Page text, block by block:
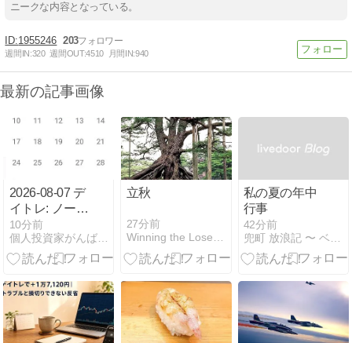
ニークな内容となっている。
1955246 203
週間IN:320 週間OUT:4510 月間IN:940
最新の記事画像
2026-08-07 デ
イトレ: ノート
レードの予
定、銘柄観察
10分前
個人投資家がんばろう！
立秋
27分前
Winning the Loser's Game
私の夏の年中
行事
42分前
兜町 放浪記 〜 ベテラン投資家向け 株式情報ブログ